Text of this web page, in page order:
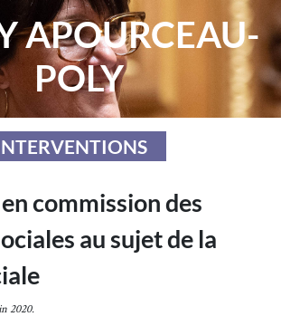
APOURCEAU-
POLY
commission des
au sujet de la
2020.